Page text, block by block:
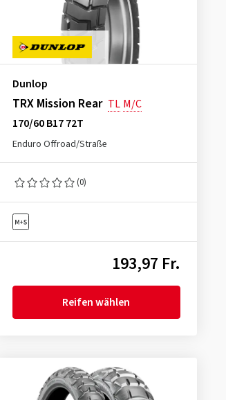
Dunlop
TRX Mission Rear TL M/C
170/60 B17 72T
Enduro Offroad/Straße
(0)
193,97 Fr.
Reifen wählen